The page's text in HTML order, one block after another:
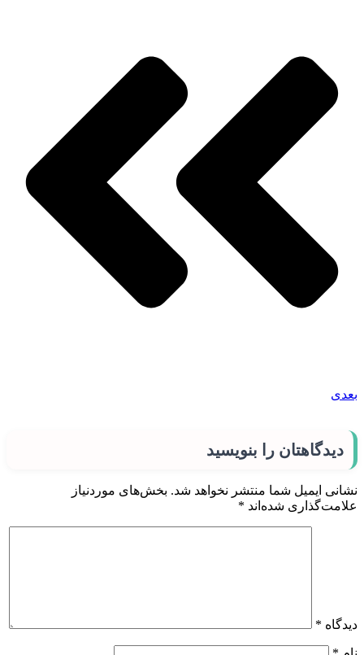
بعدی
دیدگاهتان را بنویسید
نشانی ایمیل شما منتشر نخواهد شد. بخش‌های موردنیاز
علامت‌گذاری شده‌اند *
دیدگاه *